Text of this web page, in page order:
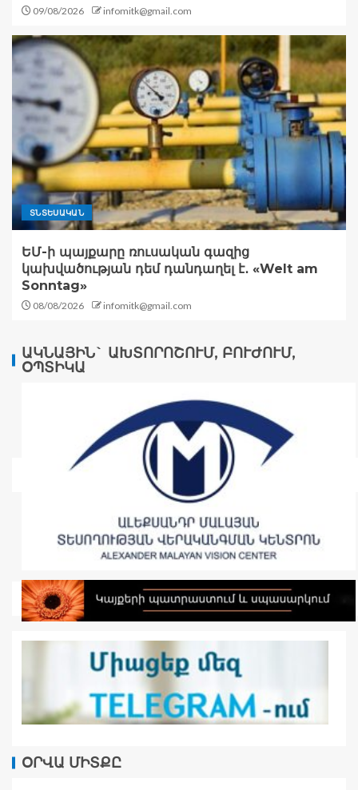
09/08/2026 infomitk@gmail.com
ՏՆՏԵՍԱԿԱՆ
ԵՄ-ի պայքարը ռուսական գազից
կախվածության դեմ դանդաղել է․ «Welt am
Sonntag»
08/08/2026 infomitk@gmail.com
ԱԿՆԱՅԻՆ` ԱԽՏՈՐՈՇՈՒՄ, ԲՈՒԺՈՒՄ,
ՕՊՏԻԿԱ
ՕՐՎԱ ՄԻՏՔԸ